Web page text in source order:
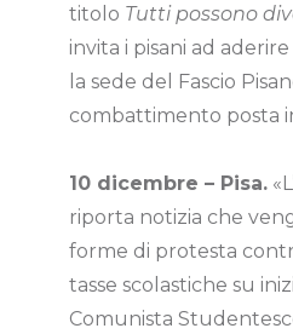
titolo Tutti possono
invita i pisani ad
la sede del Fascio
combattimento posta
10 dicembre – Pisa.
riporta notizia che
forme di protesta
tasse scolastiche su
Comunista